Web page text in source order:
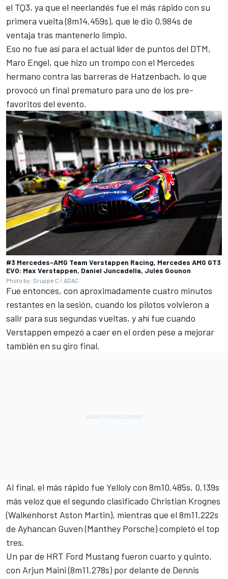
el TQ3, ya que el neerlandés fue el más rápido con su
primera vuelta (8m14.459s), que le dio 0.984s de
ventaja tras mantenerlo limpio.
Eso no fue así para el actual líder de puntos del DTM,
Maro Engel, que hizo un trompo con el Mercedes
hermano contra las barreras de Hatzenbach, lo que
provocó un final prematuro para uno de los pre-
favoritos del evento.
#3 Mercedes-AMG Team Verstappen Racing, Mercedes AMG GT3
EVO: Max Verstappen, Daniel Juncadella, Jules Gounon
Photo by: Gruppe C / ADAC
Fue entonces, con aproximadamente cuatro minutos
restantes en la sesión, cuando los pilotos volvieron a
salir para sus segundas vueltas, y ahí fue cuando
Verstappen empezó a caer en el orden pese a mejorar
también en su giro final.
Al final, el más rápido fue Yelloly con 8m10.485s, 0.139s
más veloz que el segundo clasificado Christian Krognes
(Walkenhorst Aston Martin), mientras que el 8m11.222s
de Ayhancan Guven (Manthey Porsche) completó el top
tres.
Un par de HRT Ford Mustang fueron cuarto y quinto,
con Arjun Maini (8m11.278s) por delante de Dennis